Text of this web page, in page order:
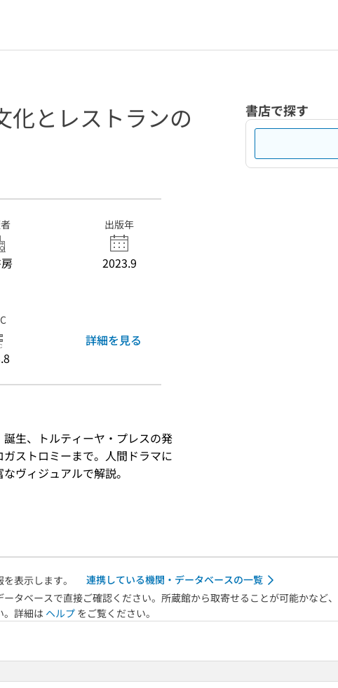
化とレストランの
出版年
2023.9
詳細を見る
生、トルティーヤ・プレスの発
ストロミーまで。人間ドラマに
ヴィジュアルで解説。
書店で探す
表示します。
連携している機関・データベースの一覧
タベースで直接ご確認ください。所蔵館から取寄せることが可能かなど
。詳細は ヘルプ をご覧ください。